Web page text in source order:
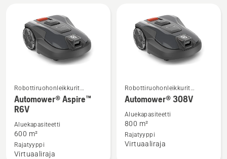
tuotteet
Katso
lisätietoja
tuotteesta
Automower®
Aspire™
R6V
Robottiruohonleikkurit
kotikäyttöön
Automower® Aspire™
R6V
Aluekapasiteetti
600 m²
Rajatyyppi
Virtuaaliraja
Katso
lisätietoja
tuotteesta
Automower®
308V
Robottiruohonleikkurit
kotikäyttöön
Automower® 308V
Aluekapasiteetti
800 m²
Rajatyyppi
Virtuaaliraja